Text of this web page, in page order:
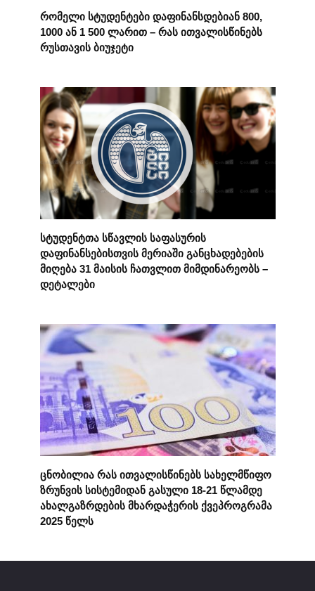
რომელი სტუდენტები დაფინანსდებიან 800,
1000 ან 1 500 ლარით – რას ითვალისწინებს
რუსთავის ბიუჯეტი
სტუდენტთა სწავლის საფასურის
დაფინანსებისთვის მერიაში განცხადებების
მიღება 31 მაისის ჩათვლით მიმდინარეობს –
დეტალები
ცნობილია რას ითვალისწინებს სახელმწიფო
ზრუნვის სისტემიდან გასული 18-21 წლამდე
ახალგაზრდების მხარდაჭერის ქვეპროგრამა
2025 წელს